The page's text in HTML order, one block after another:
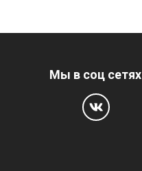
Мы в соц сетях